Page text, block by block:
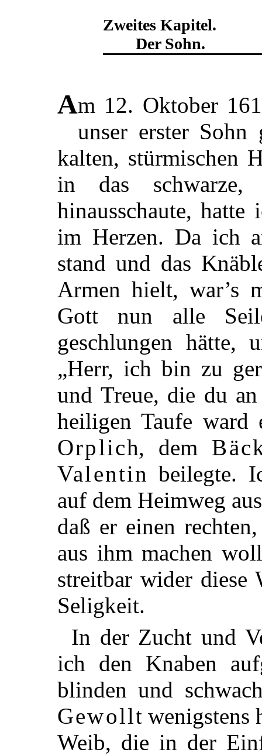
Zweites Kapitel.
Der Sohn.
Am 12. Oktober
unser erster Sohn
kalten, stürmischen
in das schwarze,
hinausschaute, hatte
im Herzen. Da ich
stand und das
Armen hielt, war’s
Gott nun alle
geschlungen hätte,
„Herr, ich bin zu
und Treue, die du
heiligen Taufe
Orplich, dem
Valentin beilegte.
auf dem Heimweg
daß er einen
aus ihm machen
streitbar wider diese
Seligkeit.
In der Zucht und
ich den Knaben
blinden und
Gewollt wenigstens
Weib, die in der